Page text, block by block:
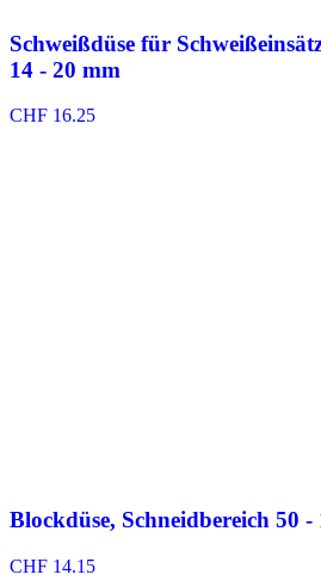
Schweißdüse für
14 - 20 mm
CHF 16.25
Blockdüse, Schneidbereich 50
CHF 14.15